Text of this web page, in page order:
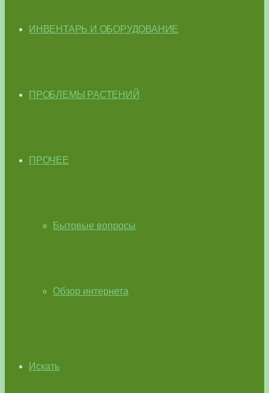
ИНВЕНТАРЬ И ОБОРУДОВАНИЕ
ПРОБЛЕМЫ РАСТЕНИЙ
ПРОЧЕЕ
Бытовые вопросы
Обзор интернета
Искать